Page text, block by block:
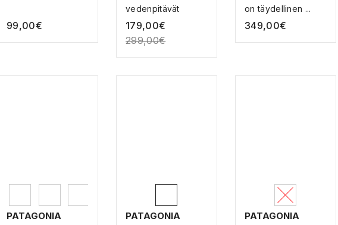
99,00€
vedenpitävät
housut ovat Kell...
179,00€
299,00€
KU
on täydellinen ...
349,00€
PATAGONIA PATAGONIA PATAGONIA